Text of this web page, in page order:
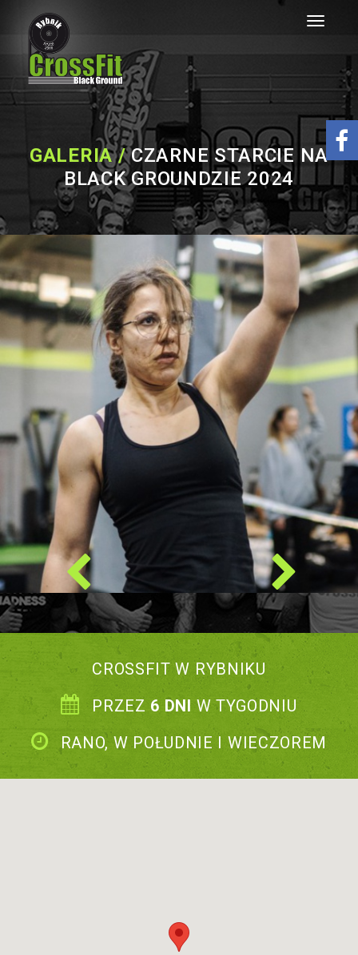
Toggle
GALERIA /CZARNE STARCIE NA
BLACK GROUNDZIE 2024
CROSSFIT W RYBNIKU
PRZEZ 6 DNI W TYGODNIU
RANO, W POŁUDNIE I WIECZOREM